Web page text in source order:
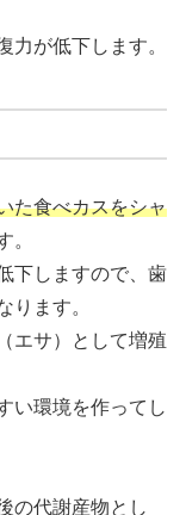
力が低下します。
た食べカスをシャ
。
下しますので、歯
ります。
エサ）として増殖
い環境を作ってし
の代謝産物とし